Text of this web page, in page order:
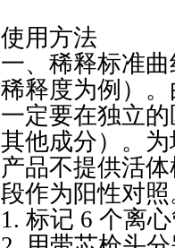
使用方法
一、稀释标准
稀释度为例）
一定要在独立
其他成分）。
产品不提供活
段作为阳性对照
1. 标记 6 个离